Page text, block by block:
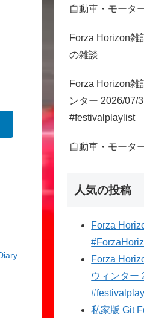
自動車・モータ
Forza Horizon雑
の雑談
Forza Horizon雑
ンター 2026/07/
#festivalplaylist
自動車・モータ
人気の投稿
Forza
Forza
ウィンター
私家版 Git